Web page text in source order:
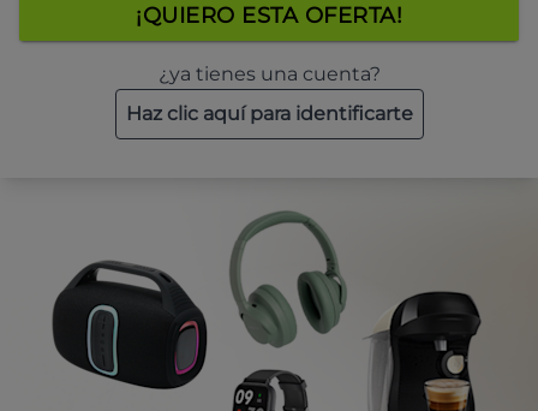
¡QUIERO ESTA OFERTA!
¿ya tienes una cuenta?
Haz clic aquí para identificarte